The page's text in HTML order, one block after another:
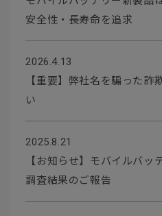
安全性・長寿命を追求
2026.4.13
【重要】弊社名を騙った詐
い
2025.8.21
【お知らせ】モバイルバッ
調査結果のご報告